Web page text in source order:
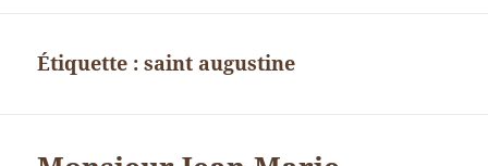
Étiquette :saint augustine